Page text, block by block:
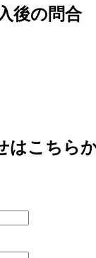
後の問合
はこちら